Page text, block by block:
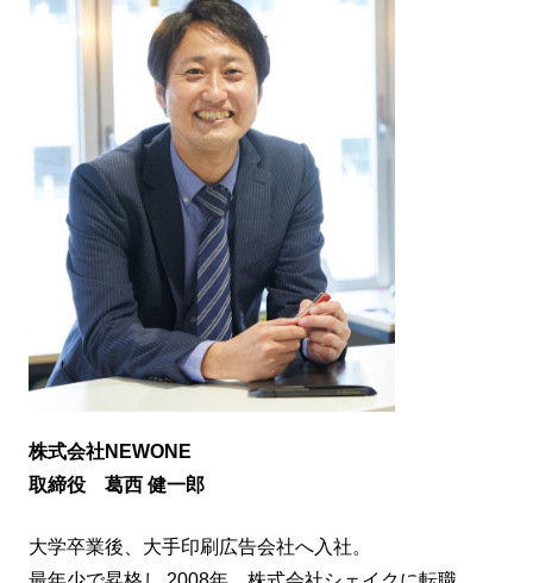
株式会社NEWONE
取締役 葛西 健一郎
大学卒業後、大手印刷広告会社へ入社。